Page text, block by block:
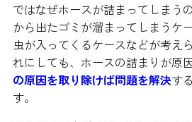
ではなぜホースが詰まってしまう
から出たゴミが溜まってしまうケ
虫が入ってくるケースなどが考え
れにしても、ホースの詰まりが原
の原因を取り除けば問題を解決す
す。